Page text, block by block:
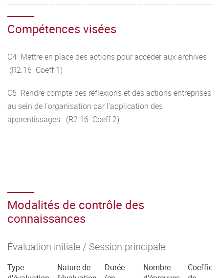
Compétences visées
C4 Mettre en place des actions pour accéder aux archives
(R2.16 Coeff 1)
C5 Rendre compte des réflexions et des actions entreprises
au sein de l'organisation par l'application des
apprentissages (R2.16 Coeff 2)
Modalités de contrôle des
connaissances
Évaluation initiale / Session principale
Type
Nature de
Durée
Nombre